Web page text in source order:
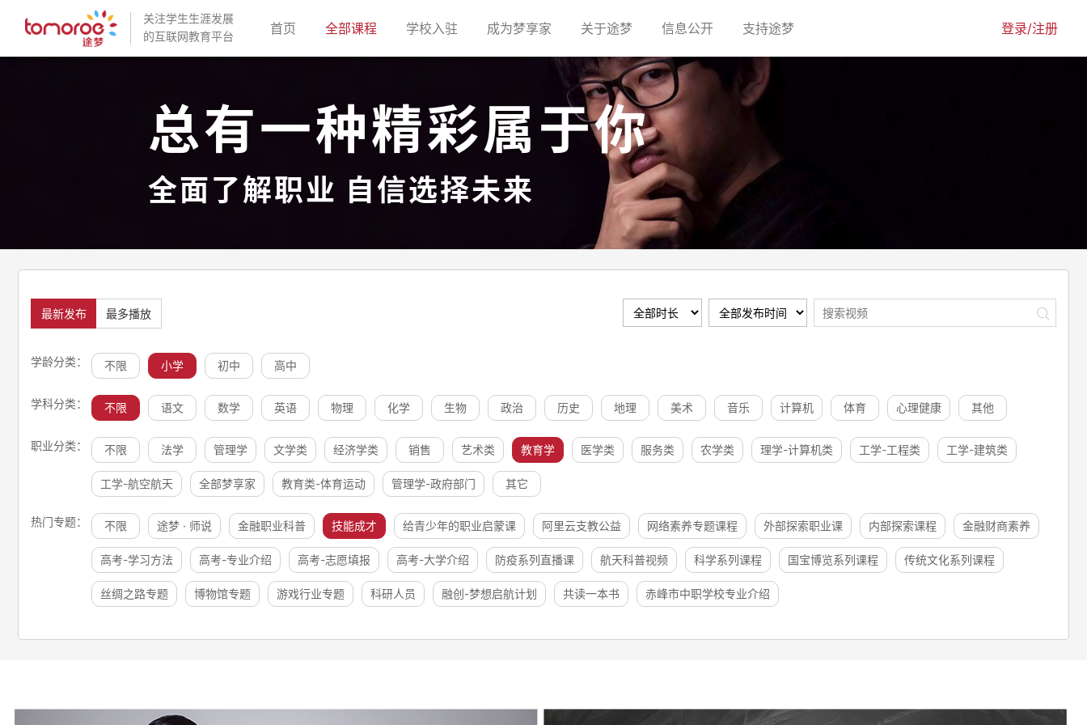
关注学生生涯发展
的互联网教育平台
首页(current)全部课程(current)学校入驻(current)成为梦享家(current)关于途梦(current)信息公开(current)支持途梦(current) 登录/注册
总有一种精彩属于你
全面了解职业 自信选择未来
最新发布 最多播放
学龄分类： 不限 小学 初中 高中
学科分类： 不限 语文 数学 英语 物理 化学 生物 政治 历史 地理 美术 音乐 计算机 体育 心理健康 其他
职业分类： 不限 法学 管理学 文学类 经济学类 销售 艺术类 教育学 医学类 服务类 农学类 理学-计算机类 工学-工程类 工学-建筑类
工学-航空航天 全部梦享家 教育类-体育运动 管理学-政府部门 其它
热门专题： 不限 途梦 · 师说 金融职业科普 技能成才 给青少年的职业启蒙课 阿里云支教公益 网络素养专题课程 外部探索职业课 内部探索课程 金融财商素养
高考-学习方法 高考-专业介绍 高考-志愿填报 高考-大学介绍 防疫系列直播课 航天科普视频 科学系列课程 国宝博览系列课程 传统文化系列课程
丝绸之路专题 博物馆专题 游戏行业专题 科研人员 融创-梦想启航计划 共读一本书 赤峰市中职学校专业介绍